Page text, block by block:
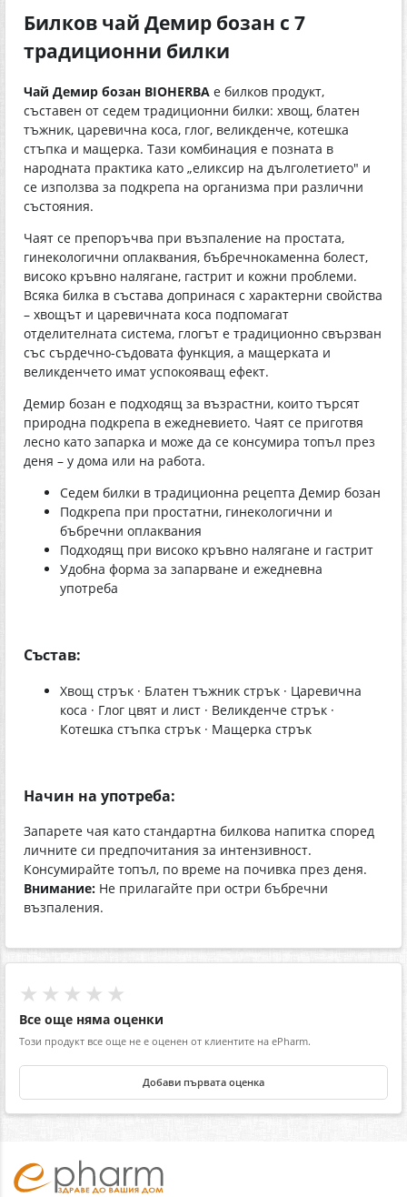
Билков чай Демир бозан с 7
традиционни билки
Чай Демир бозан BIOHERBA е билков продукт,
съставен от седем традиционни билки: хвощ, блатен
тъжник, царевична коса, глог, великденче, котешка
стъпка и мащерка. Тази комбинация е позната в
народната практика като „еликсир на дълголетието" и
се използва за подкрепа на организма при различни
състояния.
Чаят се препоръчва при възпаление на простата,
гинекологични оплаквания, бъбречнокаменна болест,
високо кръвно налягане, гастрит и кожни проблеми.
Всяка билка в състава допринася с характерни свойства
– хвощът и царевичната коса подпомагат
отделителната система, глогът е традиционно свързван
със сърдечно-съдовата функция, а мащерката и
великденчето имат успокояващ ефект.
Демир бозан е подходящ за възрастни, които търсят
природна подкрепа в ежедневието. Чаят се приготвя
лесно като запарка и може да се консумира топъл през
деня – у дома или на работа.
Седем билки в традиционна рецепта Демир бозан
Подкрепа при простатни, гинекологични и
бъбречни оплаквания
Подходящ при високо кръвно налягане и гастрит
Удобна форма за запарване и ежедневна
употреба
Състав:
Хвощ стрък · Блатен тъжник стрък · Царевична
коса · Глог цвят и лист · Великденче стрък ·
Котешка стъпка стрък · Мащерка стрък
Начин на употреба:
Запарете чая като стандартна билкова напитка според
личните си предпочитания за интензивност.
Консумирайте топъл, по време на почивка през деня.
Внимание: Не прилагайте при остри бъбречни
възпаления.
★★★★★
Все още няма оценки
Този продукт все още не е оценен от клиентите на ePharm.
Добави първата оценка